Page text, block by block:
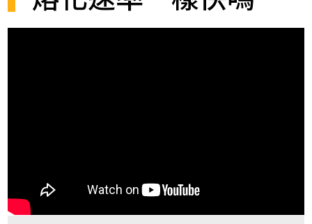
關於本站 網站導覽